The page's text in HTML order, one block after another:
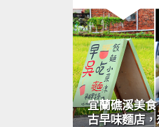
宜蘭礁溪美
古早味麵店